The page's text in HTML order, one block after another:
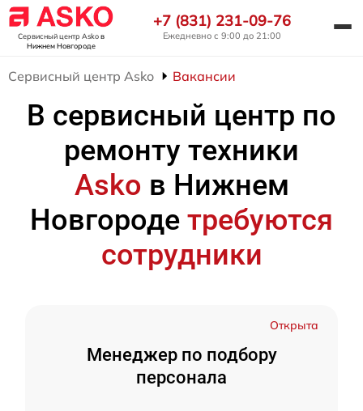
Сервисный центр Askoв
Нижнем Новгороде
+7 (831) 231-09-76
Ежедневно с 9:00 до 21:00
Сервисный центр Asko Вакансии
В сервисный центр по
ремонту техники
Asko в Нижнем
Новгороде требуются
сотрудники
Открыта
Менеджер по подбору
персонала